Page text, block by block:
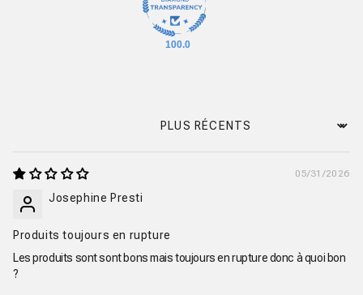
100.0
Sort by
05/31/2026
Josephine Presti
Produits toujours en rupture
Les produits sont sont bons mais toujours en rupture donc à quoi bon
?